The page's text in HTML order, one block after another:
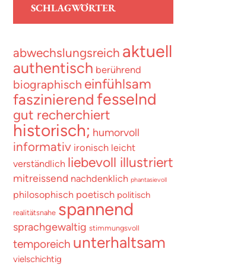
SCHLAGWÖRTER
abwechslungsreich aktuell
authentisch berührend
biographisch einfühlsam
faszinierend fesselnd
gut recherchiert
historisch; humorvoll
informativ ironisch leicht
verständlich liebevoll illustriert
mitreissend nachdenklich phantasievoll
philosophisch poetisch politisch
realitätsnahe spannend
sprachgewaltig stimmungsvoll
temporeich unterhaltsam
vielschichtig